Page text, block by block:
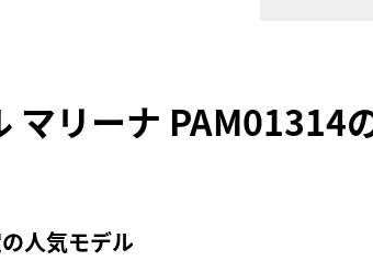
マリーナ PAM01314
人気モデル